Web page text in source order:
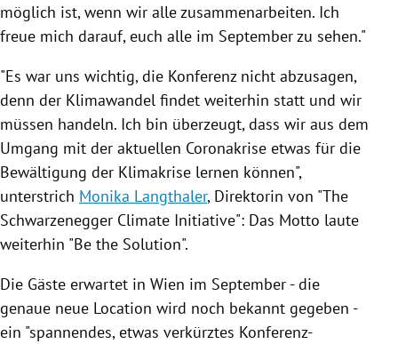
möglich ist, wenn wir alle zusammenarbeiten. Ich
freue mich darauf, euch alle im September zu sehen."
"Es war uns wichtig, die Konferenz nicht abzusagen,
denn der Klimawandel findet weiterhin statt und wir
müssen handeln. Ich bin überzeugt, dass wir aus dem
Umgang mit der aktuellen Coronakrise etwas für die
Bewältigung der Klimakrise lernen können",
unterstrich Monika Langthaler, Direktorin von "The
Schwarzenegger Climate Initiative": Das Motto laute
weiterhin "Be the Solution".
Die Gäste erwartet in Wien im September - die
genaue neue Location wird noch bekannt gegeben -
ein "spannendes, etwas verkürztes Konferenz-